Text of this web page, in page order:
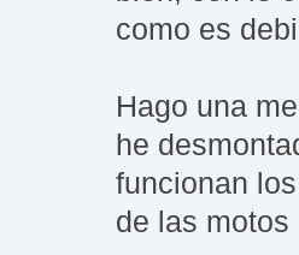
como es
Hago una
he
funcionan
de las motos